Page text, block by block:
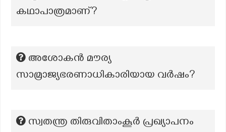
കഥാപാത്രമാണ്?
അശോകൻ മൗര്യ
സാമ്രാജ്യഭരണാധികാരിയായ വർഷം?
സ്വതന്ത്ര തിരുവിതാംകൂർ പ്രഖ്യാപനം